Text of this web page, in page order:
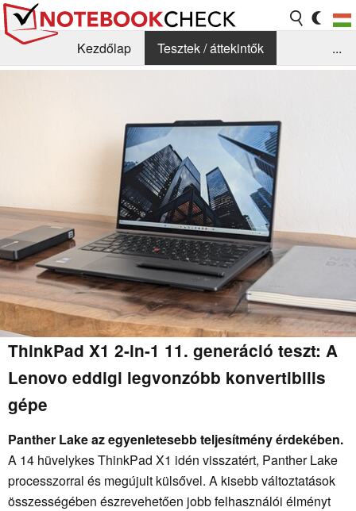
Kezdőlap
Tesztek / áttekintők
Kapcsolat
...
ThinkPad X1 2-in-1 11. generáció teszt: A
Lenovo eddigi legvonzóbb konvertibilis
gépe
Panther Lake az egyenletesebb teljesítmény érdekében.
A 14 hüvelykes ThinkPad X1 idén visszatért, Panther Lake
processzorral és megújult külsővel. A kisebb változtatások
összességében észrevehetően jobb felhasználói élményt